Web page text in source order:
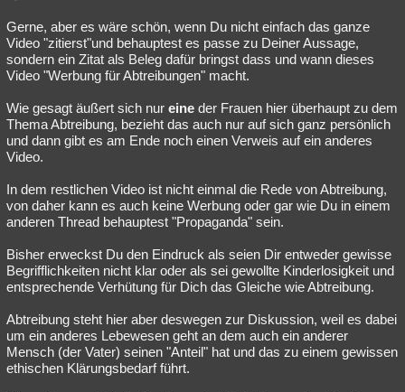
Gerne, aber es wäre schön, wenn Du nicht einfach das ganze
Video "zitierst"und behauptest es passe zu Deiner Aussage,
sondern ein Zitat als Beleg dafür bringst dass und wann dieses
Video "Werbung für Abtreibungen" macht.
Wie gesagt äußert sich nur eine der Frauen hier überhaupt zu dem
Thema Abtreibung, bezieht das auch nur auf sich ganz persönlich
und dann gibt es am Ende noch einen Verweis auf ein anderes
Video.
In dem restlichen Video ist nicht einmal die Rede von Abtreibung,
von daher kann es auch keine Werbung oder gar wie Du in einem
anderen Thread behauptest "Propaganda" sein.
Bisher erweckst Du den Eindruck als seien Dir entweder gewisse
Begrifflichkeiten nicht klar oder als sei gewollte Kinderlosigkeit und
entsprechende Verhütung für Dich das Gleiche wie Abtreibung.
Abtreibung steht hier aber deswegen zur Diskussion, weil es dabei
um ein anderes Lebewesen geht an dem auch ein anderer
Mensch (der Vater) seinen "Anteil" hat und das zu einem gewissen
ethischen Klärungsbedarf führt.